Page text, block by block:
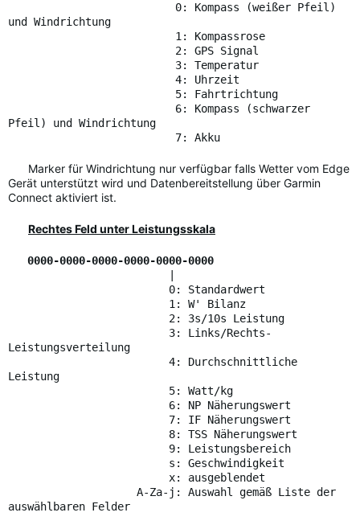
0: Kompass (weißer Pfeil)
und Windrichtung
1: Kompassrose
2: GPS Signal
3: Temperatur
4: Uhrzeit
5: Fahrtrichtung
6: Kompass (schwarzer
Pfeil) und Windrichtung
7: Akku
Marker für Windrichtung nur verfügbar falls Wetter vom Edge
Gerät unterstützt wird und Datenbereitstellung über Garmin
Connect aktiviert ist.
Rechtes Feld unter Leistungsskala
0000-0000-0000-0000-0000-0000
0: Standardwert
1: W' Bilanz
2: 3s/10s Leistung
3: Links/Rechts-
Leistungsverteilung
4: Durchschnittliche
Leistung
5: Watt/kg
6: NP Näherungswert
7: IF Näherungswert
8: TSS Näherungswert
9: Leistungsbereich
s: Geschwindigkeit
x: ausgeblendet
A-Za-j: Auswahl gemäß Liste der
auswählbaren Felder